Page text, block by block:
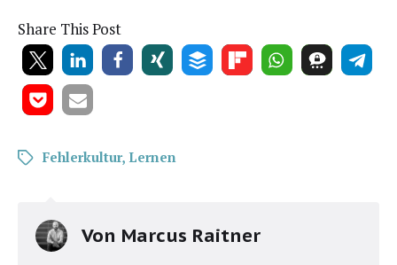
Share This Post
Fehlerkultur, Lernen
Von Marcus Raitner